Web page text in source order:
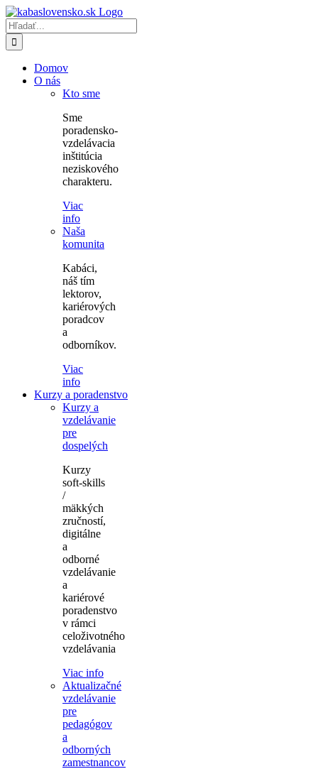
Skip
to
content
Hľadať:
Domov
O nás
Kto sme
Sme
poradensko-
vzdelávacia
inštitúcia
neziskového
charakteru.
Viac
info
Naša
komunita
Kabáci,
náš tím
lektorov,
kariérových
poradcov
a
odborníkov.
Viac
info
Kurzy a poradenstvo
Kurzy a
vzdelávanie
pre
dospelých
Kurzy
soft-skills
/
mäkkých
zručností,
digitálne
a
odborné
vzdelávanie
a
kariérové
poradenstvo
v rámci
celoživotného
vzdelávania
Viac info
Aktualizačné
vzdelávanie
pre
pedagógov
a
odborných
zamestnancov